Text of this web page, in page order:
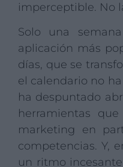
imperceptible. No
Solo una
aplicación más
días, que se
el calendario no
ha despuntado
herramientas
marketing en
competencias. Y,
un ritmo